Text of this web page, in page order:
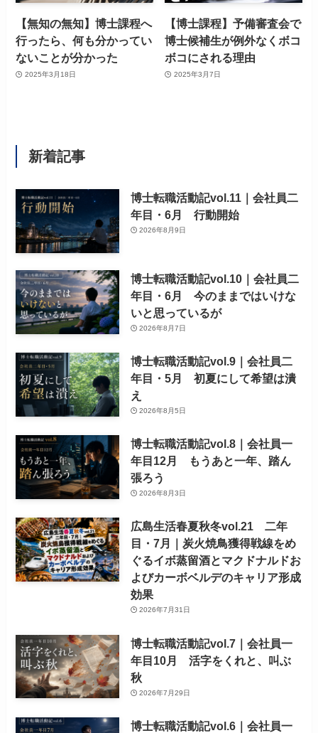
【無知の無知】博士課程へ
行ったら、何も分かってい
ないことが分かった
2025年3月18日
【博士課程】予備審査会で
博士候補生が例外なくボコ
ボコにされる理由
2025年3月7日
新着記事
博士転職活動記vol.11｜会社員二
年目・6月 行動開始
2026年8月9日
博士転職活動記vol.10｜会社員二
年目・6月 今のままではいけな
いと思っているが
2026年8月7日
博士転職活動記vol.9｜会社員二
年目・5月 初夏にして希望は潰
え
2026年8月5日
博士転職活動記vol.8｜会社員一
年目12月 もうあと一年、踏ん
張ろう
2026年8月3日
広島生活春夏秋冬vol.21 二年
目・7月｜炭火焼鳥獲得戦線をめ
ぐるイボ蒸留酒とマクドナルドお
よびカーボベルデのキャリア形成
効果
2026年7月31日
博士転職活動記vol.7｜会社員一
年目10月 活字をくれと、叫ぶ
秋
2026年7月29日
博士転職活動記vol.6｜会社員一